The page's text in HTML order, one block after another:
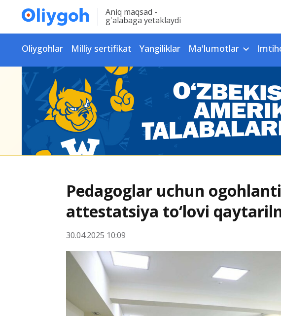
Aniq maqsad -
g'alabaga yetaklaydi
Oliygohlar Milliy sertifikat Yangiliklar Ma'lumotlar
Pedagoglar uchun
attestatsiya to‘lovi
30.04.2025 10:09